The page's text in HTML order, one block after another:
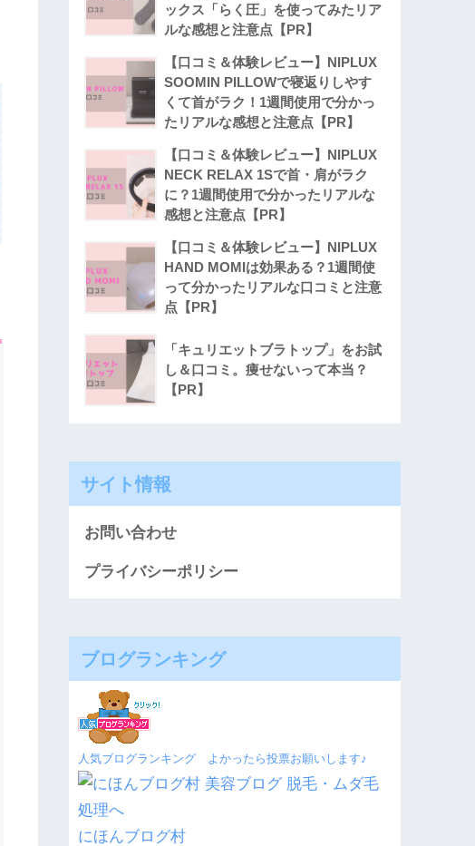
ックス「らく圧」を使ってみたリア
ルな感想と注意点【PR】
【口コミ＆体験レビュー】NIPLUX
SOOMIN PILLOWで寝返りしやす
くて首がラク！1週間使用で分かっ
たリアルな感想と注意点【PR】
【口コミ＆体験レビュー】NIPLUX
NECK RELAX 1Sで首・肩がラク
に？1週間使用で分かったリアルな
感想と注意点【PR】
【口コミ＆体験レビュー】NIPLUX
HAND MOMIは効果ある？1週間使
って分かったリアルな口コミと注意
点【PR】
「キュリエットブラトップ」をお試
し＆口コミ。痩せないって本当？
【PR】
サイト情報
お問い合わせ
プライバシーポリシー
ブログランキング
人気ブログランキング よかったら投票お願いします♪
にほんブログ村